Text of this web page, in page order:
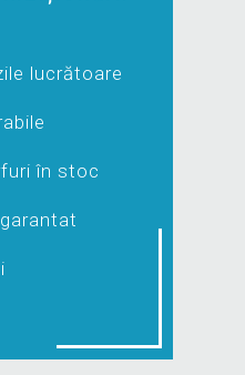
lucrătoare
în stoc